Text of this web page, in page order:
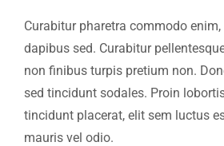
Curabitur pharetra commodo
dapibus sed. Curabitur
non finibus turpis pretium non.
sed tincidunt sodales. Proin
tincidunt placerat, elit sem luctus
mauris vel odio.